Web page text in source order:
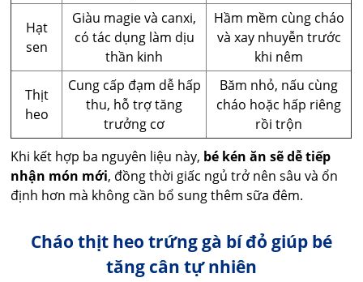
Hạt
sen
Giàu magie và canxi,
có tác dụng làm dịu
thần kinh
Hầm mềm cùng cháo
và xay nhuyễn trước
khi nêm
Thịt
heo
Cung cấp đạm dễ hấp
thu, hỗ trợ tăng
trưởng cơ
Băm nhỏ, nấu cùng
cháo hoặc hấp riêng
rồi trộn
Khi kết hợp ba nguyên liệu này, bé kén ăn sẽ dễ tiếp
nhận món mới, đồng thời giấc ngủ trở nên sâu và ổn
định hơn mà không cần bổ sung thêm sữa đêm.
Cháo thịt heo trứng gà bí đỏ giúp bé
tăng cân tự nhiên